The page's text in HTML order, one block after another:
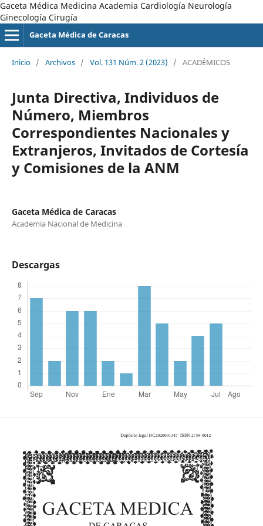
Gaceta Médica Medicina Academia Cardiología Neurología
Ginecología Cirugía
Gaceta Médica de Caracas
Inicio / Archivos / Vol. 131 Núm. 2 (2023) / ACADÉMICOS
Junta Directiva, Individuos de
Número, Miembros
Correspondientes Nacionales y
Extranjeros, Invitados de Cortesía
y Comisiones de la ANM
Gaceta Médica de Caracas
Academia Nacional de Medicina
Descargas